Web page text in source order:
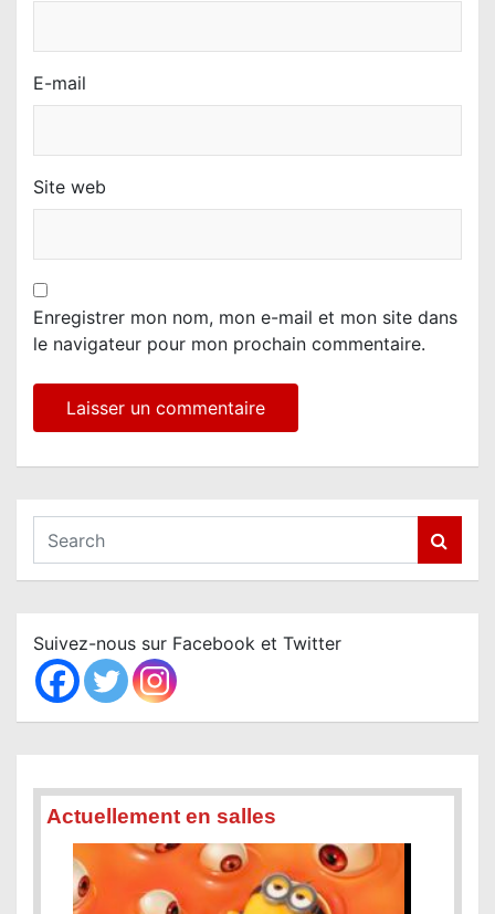
E-mail
Site web
Enregistrer mon nom, mon e-mail et mon site dans
le navigateur pour mon prochain commentaire.
a
c
h
Suivez-nous sur Facebook et Twitter
Actuellement en salles